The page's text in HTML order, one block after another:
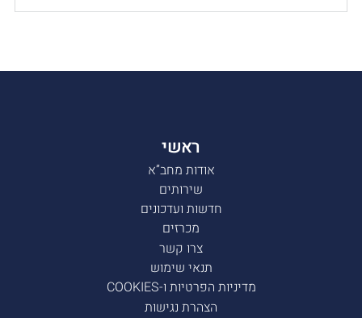
ראשי
אודות מחב”א
שירותים
חדשות ועדכונים
מכרזים
צרו קשר
תנאי שימוש
מדיניות הפרטיות ו-COOKIES
הצהרת נגישות